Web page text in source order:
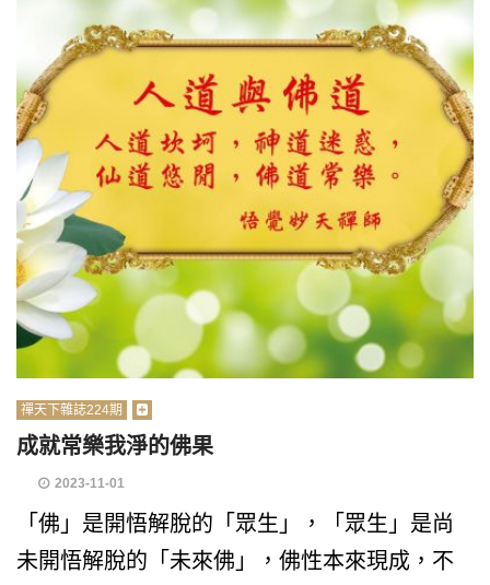
禪天下雜誌224期
成就常樂我淨的佛果
2023-11-01
「佛」是開悟解脫的「眾生」，「眾生」是尚
未開悟解脫的「未來佛」，佛性本來現成，不